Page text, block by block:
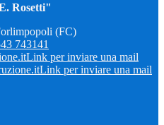
Rosetti"
(FC)
743141
Link per inviare una mail
Link per inviare una mail